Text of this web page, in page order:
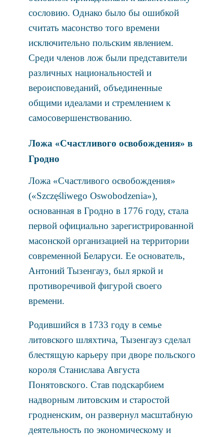
сословию. Однако было бы ошибкой
считать масонство того времени
исключительно польским явлением.
Среди членов лож были представители
различных национальностей и
вероисповеданий, объединенные
общими идеалами и стремлением к
самосовершенствованию.
Ложа «Счастливого освобождения» в
Гродно
Ложа «Счастливого освобождения»
(«Szczęśliwego Oswobodzenia»),
основанная в Гродно в 1776 году, стала
первой официально зарегистрированной
масонской организацией на территории
современной Беларуси. Ее основатель,
Антоний Тызенгауз, был яркой и
противоречивой фигурой своего
времени.
Родившийся в 1733 году в семье
литовского шляхтича, Тызенгауз сделал
блестящую карьеру при дворе польского
короля Станислава Августа
Понятовского. Став подскарбием
надворным литовским и старостой
гродненским, он развернул масштабную
деятельность по экономическому и